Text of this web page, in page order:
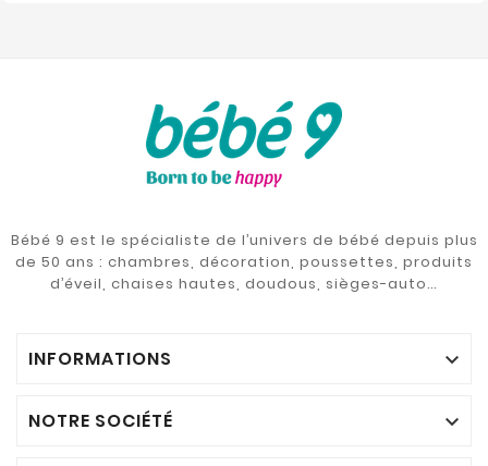
Bébé 9 est le spécialiste de l’univers de bébé depuis plus
de 50 ans : chambres, décoration, poussettes, produits
d’éveil, chaises hautes, doudous, sièges-auto…
INFORMATIONS 
NOTRE SOCIÉTÉ 